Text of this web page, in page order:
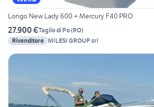
Longo New Lady 600 + Mercury F40 PRO
27.900 €Taglio di Po(RO)
Rivenditore MILESI GROUP srl